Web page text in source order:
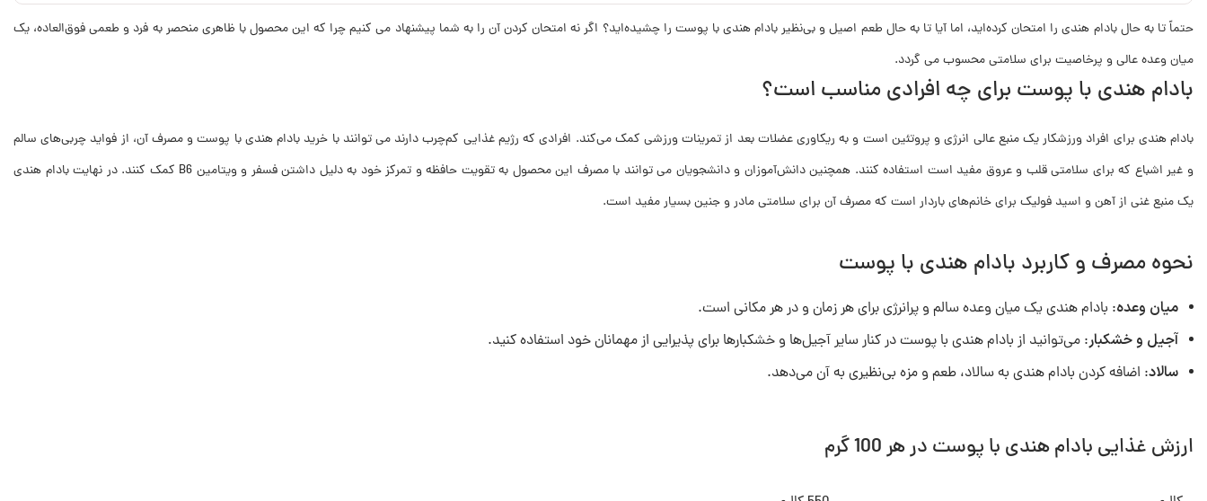
حتماً تا به حال بادام هندی را امتحان کرده‌اید، اما آیا تا به حال طعم اصیل و بی‌نظیر بادام هندی با پوست را چشیده‌اید؟ اگر نه امتحان کردن آن را به شما پیشنهاد می کنیم چرا که این محصول با ظاهری منحصر به فرد و طعمی فوق‌العاده، یک
میان وعده عالی و پرخاصیت برای سلامتی محسوب می گردد.
بادام هندی با پوست برای چه افرادی مناسب است؟
بادام هندی برای افراد ورزشکار یک منبع عالی انرژی و پروتئین است و به ریکاوری عضلات بعد از تمرینات ورزشی کمک می‌کند. افرادی که رژیم غذایی کم‌چرب دارند می توانند با خرید بادام هندی با پوست و مصرف آن، از فواید چربی‌های سالم
و غیر اشباع که برای سلامتی قلب و عروق مفید است استفاده کنند. همچنین دانش‌آموزان و دانشجویان می توانند با مصرف این محصول به تقویت حافظه و تمرکز خود به دلیل داشتن فسفر و ویتامین B6 کمک کنند. در نهایت بادام هندی
یک منبع غنی از آهن و اسید فولیک برای خانم‌های باردار است که مصرف آن برای سلامتی مادر و جنین بسیار مفید است.
نحوه مصرف و کاربرد بادام هندی با پوست
میان وعده: بادام هندی یک میان وعده سالم و پرانرژی برای هر زمان و در هر مکانی است.
آجیل و خشکبار: می‌توانید از بادام هندی با پوست در کنار سایر آجیل‌ها و خشکبارها برای پذیرایی از مهمانان خود استفاده کنید.
سالاد: اضافه کردن بادام هندی به سالاد، طعم و مزه بی‌نظیری به آن می‌دهد.
ارزش غذایی بادام هندی با پوست در هر 100 گرم